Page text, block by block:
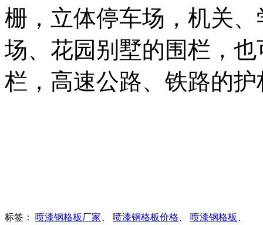
栅，立体停车场，机关
场、花园别墅的围栏，
栏，高速公路、铁路的护
标签： 喷漆钢格板厂家、 喷漆钢格板价格、 喷漆钢格板 、